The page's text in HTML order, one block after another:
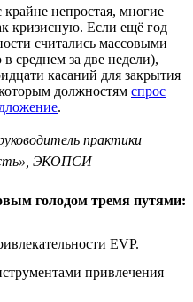
непростая, многие
кризисную. Если ещё год
считались массовыми
среднем за две недели),
касаний для закрытия
должностям спрос
.
практики
ЭКОПСИ
голодом тремя путями:
EVP.
привлечения